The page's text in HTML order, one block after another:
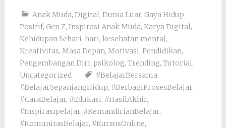
Anak Muda, Digital, Dunia Luar, Gaya Hidup
Positif, Gen Z, Inspirasi Anak Muda, Karya Digital,
Kehidupan Sehari-hari, kesehatan mental,
Kreativitas, Masa Depan, Motivasi, Pendidikan,
Pengembangan Diri, psikolog, Trending, Tutorial,
Uncategorized
#BelajarBersama,
#BelajarSepanjangHidup, #BerbagiProsesBelajar,
#CaraBelajar, #Edukasi, #HasilAkhir,
#Inspirasipelajar, #KemandirianBelajar,
#KomunitasBelajar, #KursusOnline,